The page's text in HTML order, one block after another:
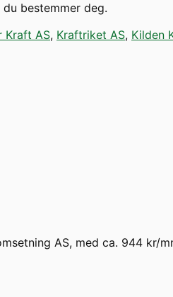
bestemmer deg.
Kraft AS, Kraftriket AS, Kilden
AS, med ca. 944 kr/